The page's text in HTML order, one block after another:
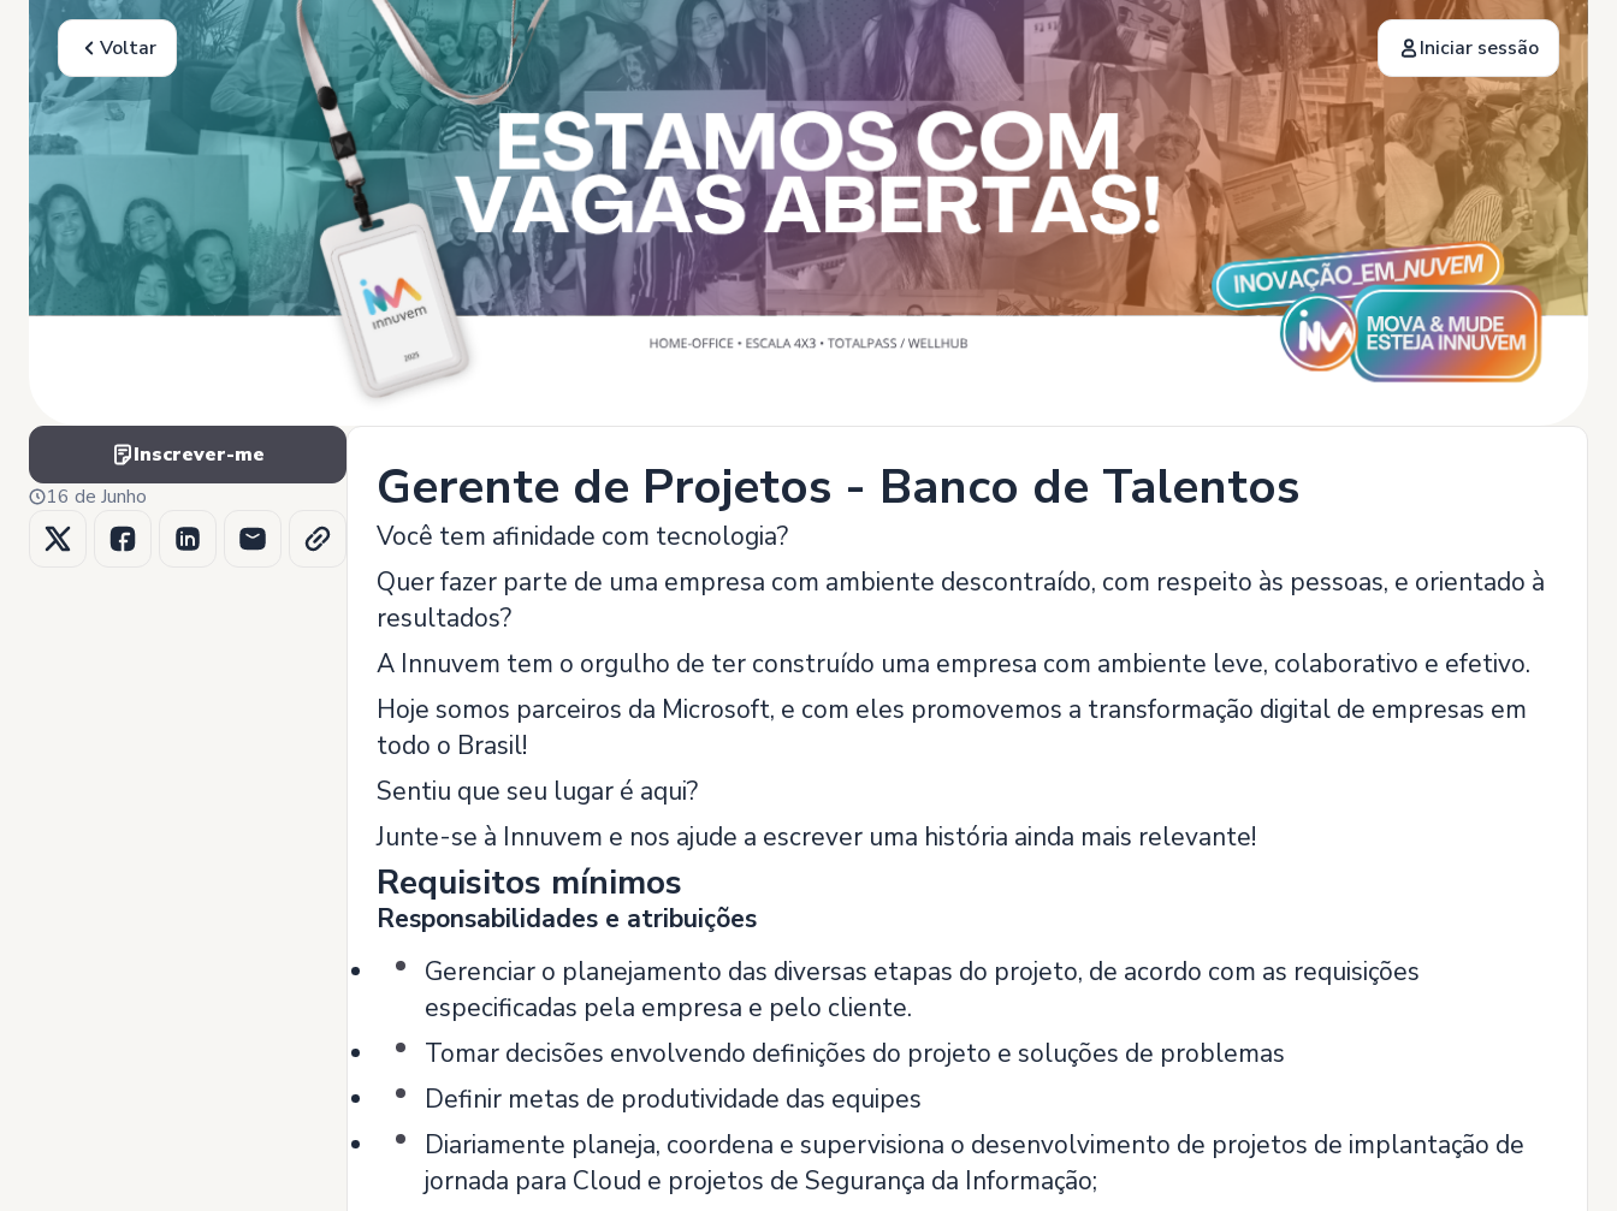
Voltar Iniciar sessão
Inscrever-me
16 de Junho
Gerente de Projetos - Banco de Talentos
Você tem afinidade com tecnologia?
Quer fazer parte de uma empresa com ambiente descontraído, com respeito às pessoas, e orientado à
resultados?
A Innuvem tem o orgulho de ter construído uma empresa com ambiente leve, colaborativo e efetivo.
Hoje somos parceiros da Microsoft, e com eles promovemos a transformação digital de empresas em
todo o Brasil!
Sentiu que seu lugar é aqui?
Junte-se à Innuvem e nos ajude a escrever uma história ainda mais relevante!
Requisitos mínimos
Responsabilidades e atribuições
Gerenciar o planejamento das diversas etapas do projeto, de acordo com as requisições
especificadas pela empresa e pelo cliente.
Tomar decisões envolvendo definições do projeto e soluções de problemas
Definir metas de produtividade das equipes
Diariamente planeja, coordena e supervisiona o desenvolvimento de projetos de implantação de
jornada para Cloud e projetos de Segurança da Informação;